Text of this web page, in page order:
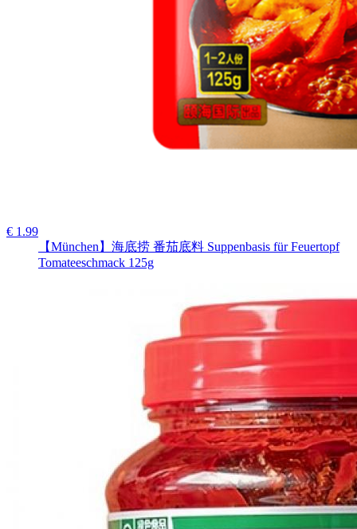
€ 1.99
【München】海底捞 番茄底料 Suppenbasis für Feuertopf
Tomateeschmack 125g